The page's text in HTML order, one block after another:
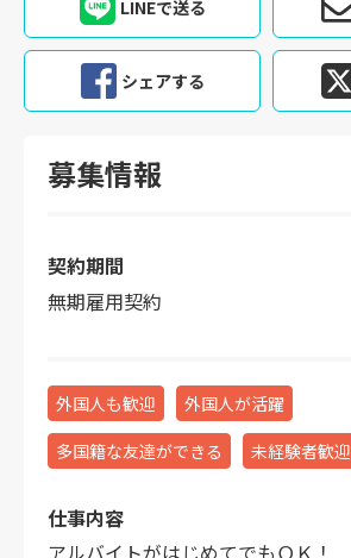
LINEで送る
シェアする
募集情報
契約期間
無期雇用契約
外国人も歓迎
外国人が活躍
多国籍な友達ができる
未経験者歓迎
仕事内容